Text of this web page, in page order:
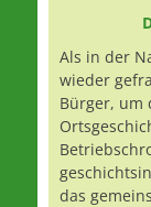
Als in der
wieder
Bürger, um
das